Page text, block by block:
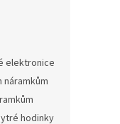
elektronice
hodinky